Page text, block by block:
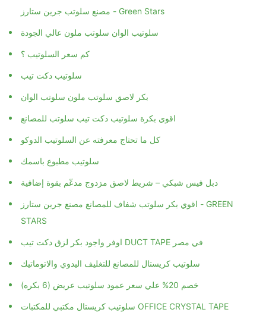
مصنع سلوتب جرين ستارز - Green Stars
سلوتيب الوان سلوتب ملون عالي الجودة
كم سعر السلوتيب ؟
سلوتيب دكت تيب
بكر لاصق سلوتب ملون سلوتب الوان
اقوي بكرة سلوتيب دكت تيب سلوتب للمصانع
كل ما تحتاج معرفته عن السلوتيب الدوكو
سلوتيب مطبوع باسمك
دبل فيس شبكي – شريط لاصق مزدوج مدعّم بقوة إضافية
اقوي بكر سلوتب شفاف للمصانع مصنع جرين ستارز - GREEN
STARS
اوفر واجود بكر لزق دكت تيب DUCT TAPE في مصر
سلوتيب كريستال للمصانع للتغليف اليدوي والاتوماتيك
خصم 20% علي سعر عمود سلوتيب عريض (6 بكره)
سلوتيب كريستال مكتبي للمكتبات OFFICE CRYSTAL TAPE